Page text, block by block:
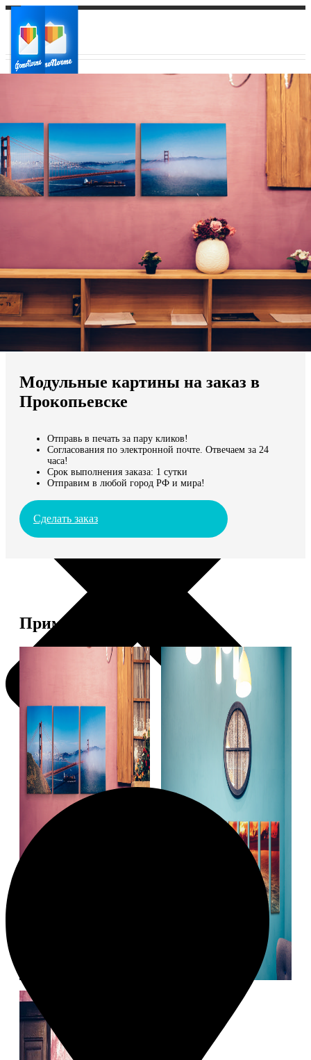
Ваш город:
Ваш регион доставки
Выберите из списка:
Мы доставляем по всему миру
Продолжить без города
Модульные картины на заказ в
Прокопьевске
Отправь в печать за пару кликов!
Согласования по электронной почте. Отвечаем за 24
часа!
Срок выполнения заказа: 1 сутки
Отправим в любой город РФ и мира!
Сделать заказ
Примеры работ